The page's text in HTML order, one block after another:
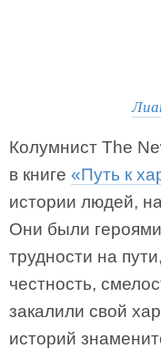
Колумнист The
в книге «Путь к
истории людей,
Они были
трудности на
честность,
закалили свой
историй